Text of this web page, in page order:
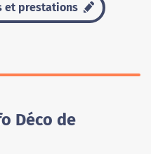
et prestations
Déco de